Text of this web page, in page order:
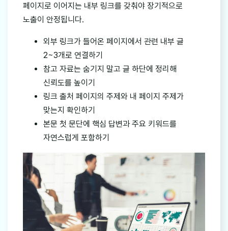
페이지로 이어지는 내부 링크를 갖춰야 장기적으로
노출이 안정됩니다.
외부 링크가 들어온 페이지에서 관련 내부 글
2~3개로 연결하기
참고 자료는 숨기지 말고 글 하단에 정리해
신뢰도를 높이기
링크 출처 페이지의 주제와 내 페이지 주제가
맞는지 확인하기
본문 첫 문단에 핵심 답변과 주요 키워드를
자연스럽게 포함하기